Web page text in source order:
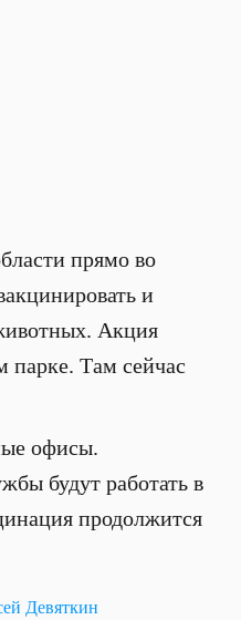
прямо во
и
Акция
парке. Там сейчас
офисы.
будут работать в
продолжится
Девяткин